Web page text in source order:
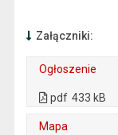
Załączniki:
Ogłoszenie
pdf 433 kB
Mapa